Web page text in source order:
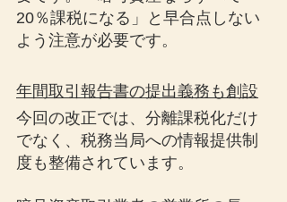
20％課税になる」と早合点しない
よう注意が必要です。
年間取引報告書の提出義務も創設
今回の改正では、分離課税化だけ
でなく、税務当局への情報提供制
度も整備されています。